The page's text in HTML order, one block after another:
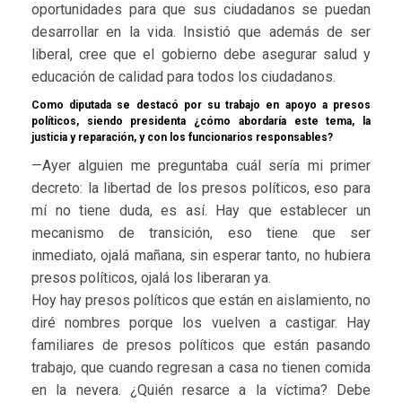
oportunidades para que sus ciudadanos se puedan
desarrollar en la vida. Insistió que además de ser
liberal, cree que el gobierno debe asegurar salud y
educación de calidad para todos los ciudadanos.
Como diputada se destacó por su trabajo en apoyo a presos
políticos, siendo presidenta ¿cómo abordaría este tema, la
justicia y reparación, y con los funcionarios responsables?
—Ayer alguien me preguntaba cuál sería mi primer
decreto: la libertad de los presos políticos, eso para
mí no tiene duda, es así. Hay que establecer un
mecanismo de transición, eso tiene que ser
inmediato, ojalá mañana, sin esperar tanto, no hubiera
presos políticos, ojalá los liberaran ya.
Hoy hay presos políticos que están en aislamiento, no
diré nombres porque los vuelven a castigar. Hay
familiares de presos políticos que están pasando
trabajo, que cuando regresan a casa no tienen comida
en la nevera. ¿Quién resarce a la víctima? Debe